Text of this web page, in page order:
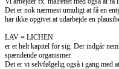
Det er nok nærmest umuligt at få en
har ikke opgivet at udarbejde en
LAV = LICHEN
er et helt kapitel for sig. Der indgår
spændende organismer.
Det er vi selvfølgelig også i gang med